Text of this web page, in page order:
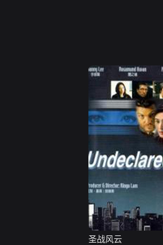
圣战风云